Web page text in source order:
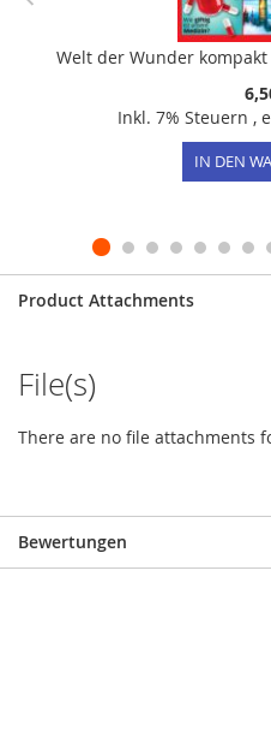
Inkl. 7% Steuern ,
IN DEN
Product Attachments
File(s)
There are no file attachments
Bewertungen